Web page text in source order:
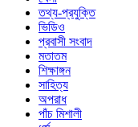
তথ্য-প্রযুক্তি
ভিডিও
প্রবাসী সংবাদ
মতাতম
শিক্ষাঙ্গন
সাহিত্য
অপরাধ
পাঁচ মিশালী